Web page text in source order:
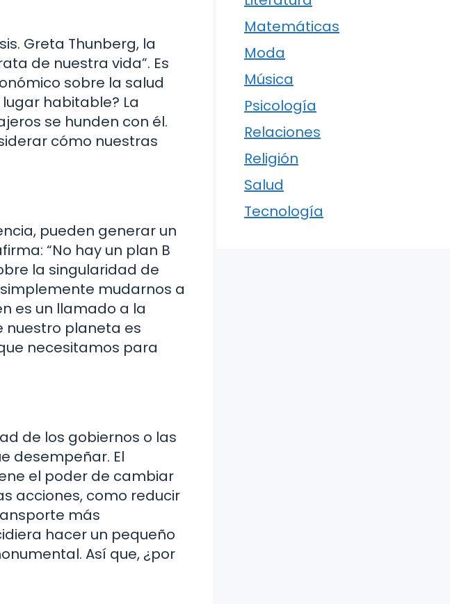
Greta Thunberg, la
de nuestra vida”. Es
sobre la salud
habitable? La
se hunden con él.
cómo nuestras
pueden generar un
“No hay un plan B
la singularidad de
mudarnos a
es un llamado a la
nuestro planeta es
necesitamos para
de los gobiernos o las
desempeñar. El
el poder de cambiar
acciones, como reducir
más
hacer un pequeño
Así que, ¿por
Matemáticas
Moda
Música
Psicología
Relaciones
Religión
Salud
Tecnología